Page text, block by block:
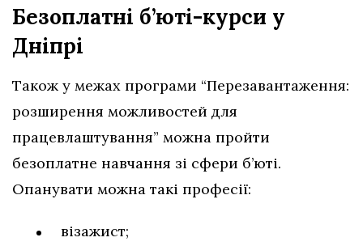
Безоплатні б’юті-курси у
Дніпрі
Також у межах програми “Перезавантаження:
розширення можливостей для
працевлаштування” можна пройти
безоплатне навчання зі сфери б’юті.
Опанувати можна такі професії:
візажист;